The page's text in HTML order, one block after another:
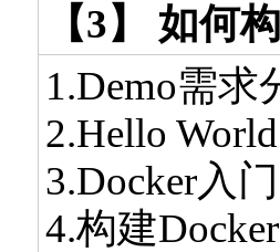
【3】 如何
1.Demo需求
2.Hello
3.Docker入门
4.构建